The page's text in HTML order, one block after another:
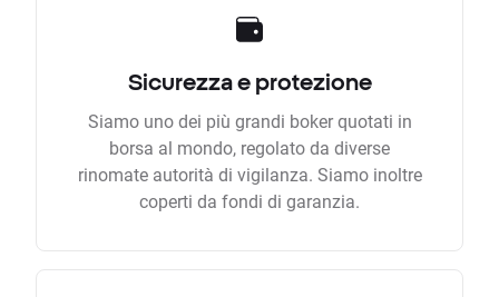
Sicurezza e protezione
Siamo uno dei più grandi boker quotati in
borsa al mondo, regolato da diverse
rinomate autorità di vigilanza. Siamo inoltre
coperti da fondi di garanzia.